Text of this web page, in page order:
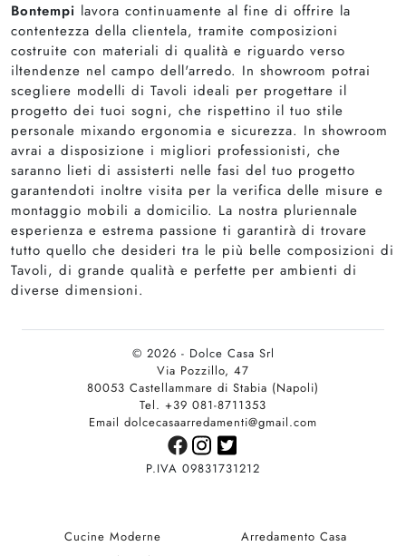
Bontempi lavora continuamente al fine di offrire la
contentezza della clientela, tramite composizioni
costruite con materiali di qualità e riguardo verso
iltendenze nel campo dell'arredo. In showroom potrai
scegliere modelli di Tavoli ideali per progettare il
progetto dei tuoi sogni, che rispettino il tuo stile
personale mixando ergonomia e sicurezza. In showroom
avrai a disposizione i migliori professionisti, che
saranno lieti di assisterti nelle fasi del tuo progetto
garantendoti inoltre visita per la verifica delle misure e
montaggio mobili a domicilio. La nostra pluriennale
esperienza e estrema passione ti garantirà di trovare
tutto quello che desideri tra le più belle composizioni di
Tavoli, di grande qualità e perfette per ambienti di
diverse dimensioni.
© 2026 - Dolce Casa Srl
Via Pozzillo, 47
80053 Castellammare di Stabia (Napoli)
Tel. +39 081-8711353
Email dolcecasaarredamenti@gmail.com
P.IVA 09831731212
Cucine Moderne
Arredamento Casa